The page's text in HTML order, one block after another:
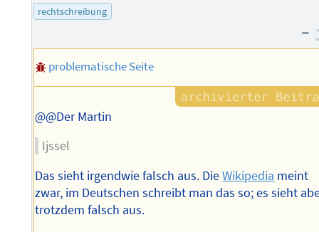
rechtschreibung
–
problematische Seite
@@Der Martin
Ijssel
Das sieht irgendwie falsch aus. DieWikipedia meint
zwar, im Deutschen schreibt man das so; es sieht
trotzdem falsch aus.